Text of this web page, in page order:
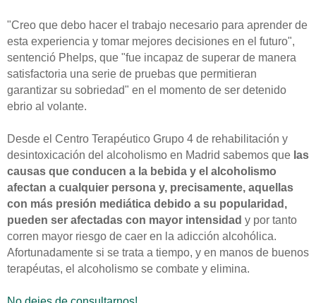
"Creo que debo hacer el trabajo necesario para aprender de
esta experiencia y tomar mejores decisiones en el futuro",
sentenció Phelps, que "fue incapaz de superar de manera
satisfactoria una serie de pruebas que permitieran
garantizar su sobriedad" en el momento de ser detenido
ebrio al volante.
Desde el Centro Terapéutico Grupo 4 de rehabilitación y
desintoxicación del alcoholismo en Madrid sabemos que las
causas que conducen a la bebida y el alcoholismo
afectan a cualquier persona y, precisamente, aquellas
con más presión mediática debido a su popularidad,
pueden ser afectadas con mayor intensidad y por tanto
corren mayor riesgo de caer en la adicción alcohólica.
Afortunadamente si se trata a tiempo, y en manos de buenos
terapéutas, el alcoholismo se combate y elimina.